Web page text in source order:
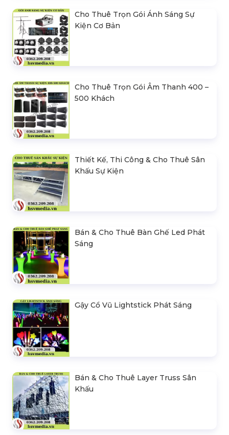
Cho Thuê Trọn Gói Ánh Sáng Sự
Kiện Cơ Bản
Cho Thuê Trọn Gói Âm Thanh 400 –
500 Khách
Thiết Kế, Thi Công & Cho Thuê Sân
Khấu Sự Kiện
Bán & Cho Thuê Bàn Ghế Led Phát
Sáng
Gậy Cổ Vũ Lightstick Phát Sáng
Bán & Cho Thuê Layer Truss Sân
Khấu